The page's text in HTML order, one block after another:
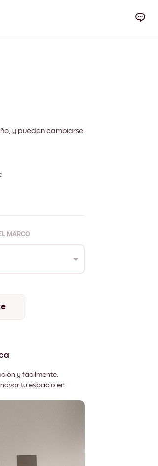
y pueden cambiarse
MARCO
y fácilmente.
tu espacio en